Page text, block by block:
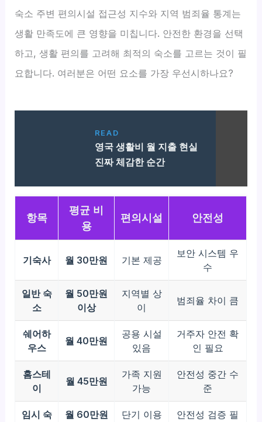
숙소 주변 편의시설 접근성 지수와 지역 범죄율 통계는
생활 만족도에 큰 영향을 미칩니다. 안전한 환경을 선택
하고, 생활 편의를 고려해 최적의 숙소를 고르는 것이 필
요합니다. 여러분은 어떤 요소를 가장 우선시하나요?
READ
영국 생활비 월 지출 현실
진짜 체감한 순간
항목
평균 비
용
편의시설 안전성
기숙사 월 30만원 기본 제공
보안 시스템 우
수
일반 숙
소
월 50만원
이상
지역별 상
이
범죄율 차이 큼
쉐어하
우스
월 40만원
공용 시설
있음
거주자 안전 확
인 필요
홈스테
이
월 45만원
가족 지원
가능
안전성 중간 수
준
임시 숙
월 60만원
단기 이용
안전성 검증 필